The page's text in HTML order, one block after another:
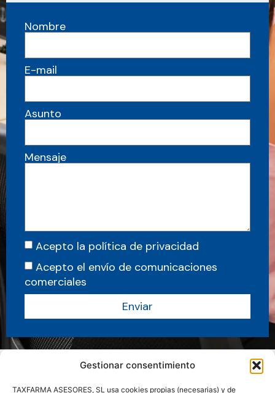
Gestionar consentimiento
TAXFARMA ASESORES, SL usa cookies propias (necesarias) y de
Nombre
E-mail
Asunto
Mensaje
Acepto la política de privacidad
Acepto el envío de comunicaciones
comerciales
Enviar